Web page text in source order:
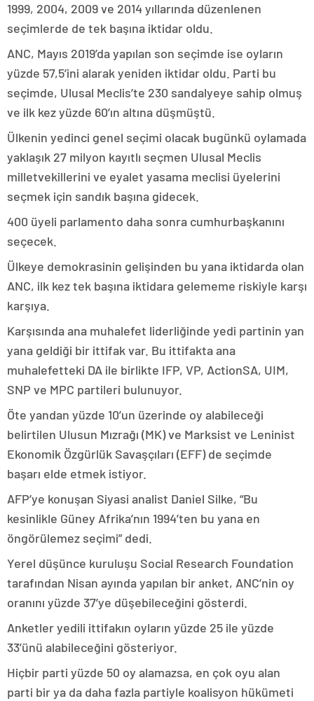
1999, 2004, 2009 ve 2014 yıllarında düzenlenen
seçimlerde de tek başına iktidar oldu.
ANC, Mayıs 2019’da yapılan son seçimde ise oyların
yüzde 57,5’ini alarak yeniden iktidar oldu. Parti bu
seçimde, Ulusal Meclis’te 230 sandalyeye sahip olmuş
ve ilk kez yüzde 60’ın altına düşmüştü.
Ülkenin yedinci genel seçimi olacak bugünkü oylamada
yaklaşık 27 milyon kayıtlı seçmen Ulusal Meclis
milletvekillerini ve eyalet yasama meclisi üyelerini
seçmek için sandık başına gidecek.
400 üyeli parlamento daha sonra cumhurbaşkanını
seçecek.
Ülkeye demokrasinin gelişinden bu yana iktidarda olan
ANC, ilk kez tek başına iktidara gelememe riskiyle karşı
karşıya.
Karşısında ana muhalefet liderliğinde yedi partinin yan
yana geldiği bir ittifak var. Bu ittifakta ana
muhalefetteki DA ile birlikte IFP, VP, ActionSA, UIM,
SNP ve MPC partileri bulunuyor.
Öte yandan yüzde 10’un üzerinde oy alabileceği
belirtilen Ulusun Mızrağı (MK) ve Marksist ve Leninist
Ekonomik Özgürlük Savaşçıları (EFF) de seçimde
başarı elde etmek istiyor.
AFP’ye konuşan Siyasi analist Daniel Silke, “Bu
kesinlikle Güney Afrika’nın 1994’ten bu yana en
öngörülemez seçimi” dedi.
Yerel düşünce kuruluşu Social Research Foundation
tarafından Nisan ayında yapılan bir anket, ANC’nin oy
oranını yüzde 37’ye düşebileceğini gösterdi.
Anketler yedili ittifakın oyların yüzde 25 ile yüzde
33’ünü alabileceğini gösteriyor.
Hiçbir parti yüzde 50 oy alamazsa, en çok oyu alan
parti bir ya da daha fazla partiyle koalisyon hükümeti